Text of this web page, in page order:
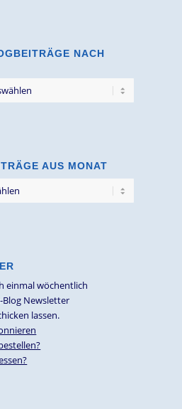
NACH
AUS MONAT
einmal wöchentlich
Blog Newsletter
lassen.